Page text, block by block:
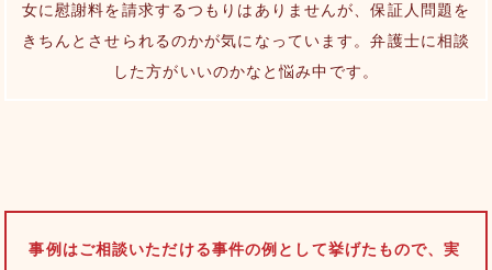
女に慰謝料を請求するつもりはありませんが、保証人問題を
きちんとさせられるのかが気になっています。弁護士に相談
した方がいいのかなと悩み中です。
事例はご相談いただける事件の例として挙げたもので、実